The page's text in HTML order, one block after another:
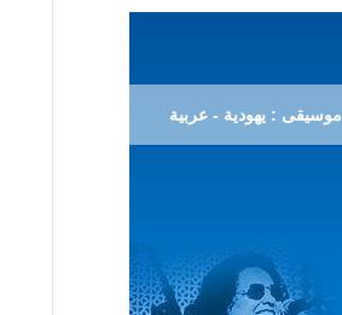
موسيقى : يهودية - عربية